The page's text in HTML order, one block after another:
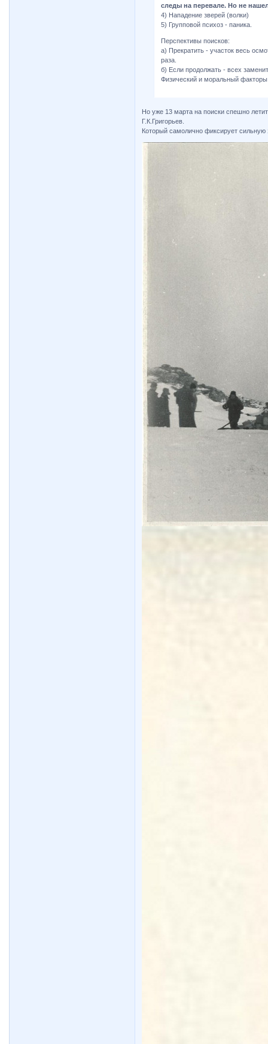
следы на перевале. Но не
4) Нападение зверей (волки)
5) Групповой психоз - паника.
Перспективы поисков:
а) Прекратить - участок весь
раза.
б) Если продолжать - всех
Физический и моральный
Но уже 13 марта на поиски спешно
Г.К.Григорьев.
Который самолично фиксирует